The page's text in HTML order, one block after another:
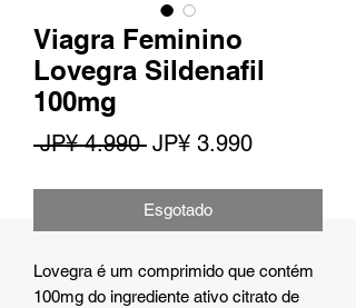
Viagra Feminino
Lovegra Sildenafil
100mg
JP¥ 4.990 Preço
JP¥ 3.990Preço
Esgotado
Lovegra é um comprimido que contém
100mg do ingrediente ativo citrato de